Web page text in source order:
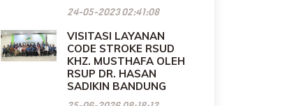
24-05-2023 02:41:08
VISITASI LAYANAN
CODE STROKE RSUD
KHZ. MUSTHAFA OLEH
RSUP DR. HASAN
SADIKIN BANDUNG